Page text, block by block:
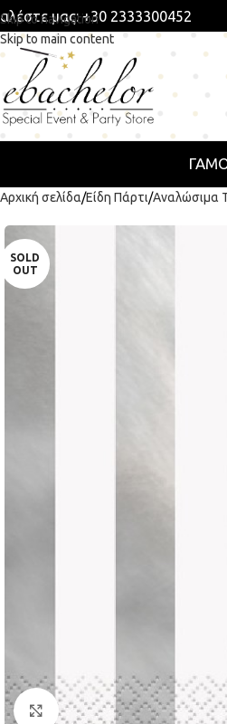
Skip to navigation
Skip to main content
μας: +30 2333300452
Αρχική σελίδα Είδη Πάρτι Αναλώσιμα
SOLD
OUT
Click to enlarge